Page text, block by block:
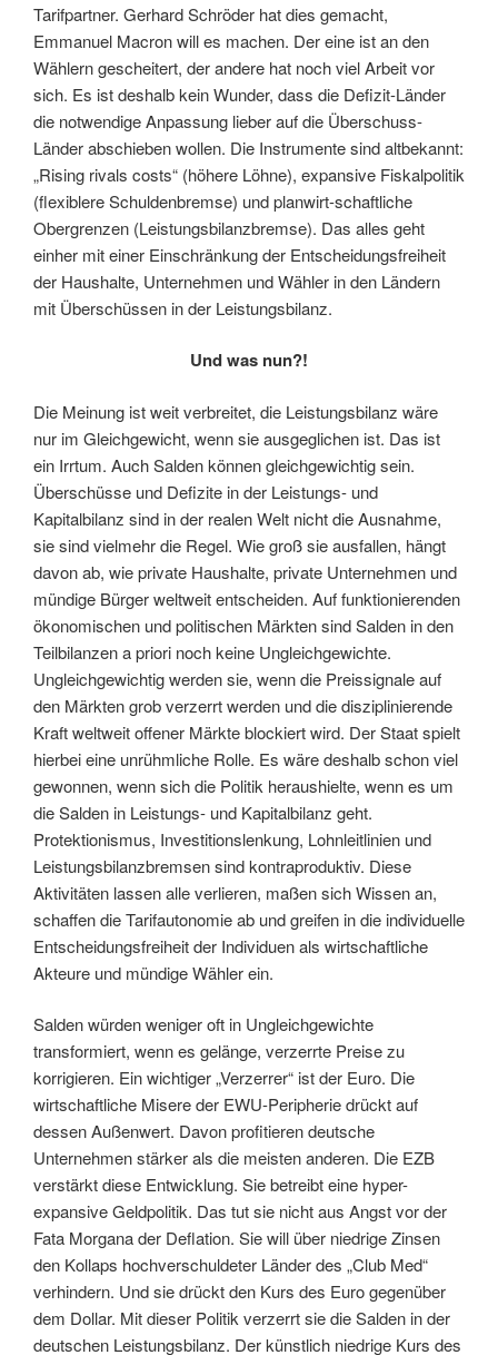
Tarifpartner. Gerhard Schröder hat dies gemacht,
Emmanuel Macron will es machen. Der eine ist an den
Wählern gescheitert, der andere hat noch viel Arbeit vor
sich. Es ist deshalb kein Wunder, dass die Defizit-Länder
die notwendige Anpassung lieber auf die Überschuss-
Länder abschieben wollen. Die Instrumente sind altbekannt:
„Rising rivals costs“ (höhere Löhne), expansive Fiskalpolitik
(flexiblere Schuldenbremse) und planwirt-schaftliche
Obergrenzen (Leistungsbilanzbremse). Das alles geht
einher mit einer Einschränkung der Entscheidungsfreiheit
der Haushalte, Unternehmen und Wähler in den Ländern
mit Überschüssen in der Leistungsbilanz.
Und was nun?!
Die Meinung ist weit verbreitet, die Leistungsbilanz wäre
nur im Gleichgewicht, wenn sie ausgeglichen ist. Das ist
ein Irrtum. Auch Salden können gleichgewichtig sein.
Überschüsse und Defizite in der Leistungs- und
Kapitalbilanz sind in der realen Welt nicht die Ausnahme,
sie sind vielmehr die Regel. Wie groß sie ausfallen, hängt
davon ab, wie private Haushalte, private Unternehmen und
mündige Bürger weltweit entscheiden. Auf funktionierenden
ökonomischen und politischen Märkten sind Salden in den
Teilbilanzen a priori noch keine Ungleichgewichte.
Ungleichgewichtig werden sie, wenn die Preissignale auf
den Märkten grob verzerrt werden und die disziplinierende
Kraft weltweit offener Märkte blockiert wird. Der Staat spielt
hierbei eine unrühmliche Rolle. Es wäre deshalb schon viel
gewonnen, wenn sich die Politik heraushielte, wenn es um
die Salden in Leistungs- und Kapitalbilanz geht.
Protektionismus, Investitionslenkung, Lohnleitlinien und
Leistungsbilanzbremsen sind kontraproduktiv. Diese
Aktivitäten lassen alle verlieren, maßen sich Wissen an,
schaffen die Tarifautonomie ab und greifen in die individuelle
Entscheidungsfreiheit der Individuen als wirtschaftliche
Akteure und mündige Wähler ein.
Salden würden weniger oft in Ungleichgewichte
transformiert, wenn es gelänge, verzerrte Preise zu
korrigieren. Ein wichtiger „Verzerrer“ ist der Euro. Die
wirtschaftliche Misere der EWU-Peripherie drückt auf
dessen Außenwert. Davon profitieren deutsche
Unternehmen stärker als die meisten anderen. Die EZB
verstärkt diese Entwicklung. Sie betreibt eine hyper-
expansive Geldpolitik. Das tut sie nicht aus Angst vor der
Fata Morgana der Deflation. Sie will über niedrige Zinsen
den Kollaps hochverschuldeter Länder des „Club Med“
verhindern. Und sie drückt den Kurs des Euro gegenüber
dem Dollar. Mit dieser Politik verzerrt sie die Salden in der
deutschen Leistungsbilanz. Der künstlich niedrige Kurs des